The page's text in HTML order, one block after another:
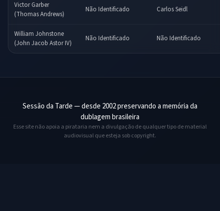
Victor Garber
(Thomas Andrews)
Não Identificado Carlos Seidl
William Johnstone
(John Jacob Astor IV)
Não Identificado Não Identificado
Sessão da Tarde — desde 2002 preservando a memória da
dublagem brasileira
Esse site não apoia a pirataria nem a divulgação de qualquer tipo de material
audiovisual que esteja sob copyright.